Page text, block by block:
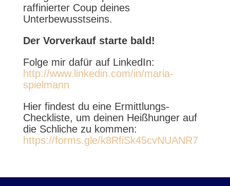
raffinierter Coup deines
Unterbewusstseins.
Der Vorverkauf starte bald!
Folge mir dafür auf LinkedIn:
http://www.linkedin.com/in/maria-
spielmann
Hier findest du eine Ermittlungs-
Checkliste, um deinen Heißhunger auf
die Schliche zu kommen:
https://forms.gle/k8RfiSk45cvNUANR7